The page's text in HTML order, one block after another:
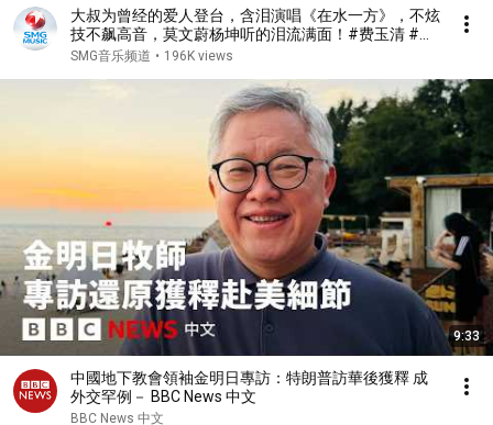
大叔为曾经的爱人登台，含泪演唱《在水一方》，不炫
技不飙高音，莫文蔚杨坤听的泪流满面！#费玉清 #任
柏儒 #天籁之战1 精华版 clip
SMG音乐频道 • 196K views
9:33
中國地下教會領袖金明日專訪：特朗普訪華後獲釋 成
外交罕例－ BBC News 中文
BBC News 中文